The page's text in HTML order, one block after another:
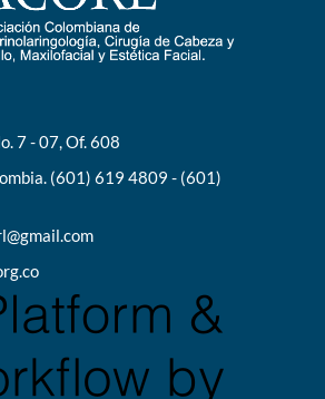
7 - 07, Of. 608
(601) 619 4809 - (601)